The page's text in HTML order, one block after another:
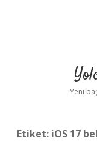
Yeni
Etiket: iOS 17